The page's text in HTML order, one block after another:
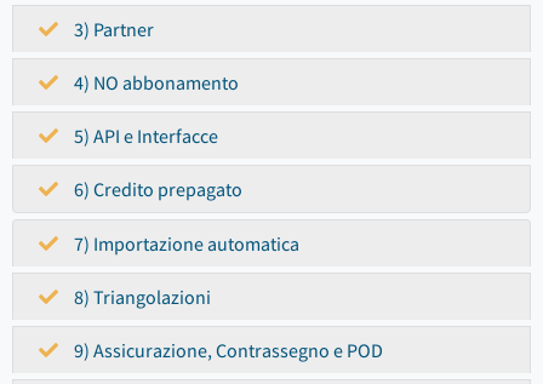
3) Partner
4) NO abbonamento
5) API e Interfacce
6) Credito prepagato
7) Importazione automatica
8) Triangolazioni
9) Assicurazione, Contrassegno e POD